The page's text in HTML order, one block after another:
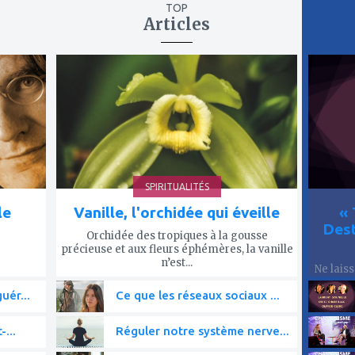
...
TOP
Articles
SPIRITUALITÉS
Vanille, l'orchidée qui éveille
Orchidée des tropiques à la gousse
précieuse et aux fleurs éphémères, la vanille
n’est...
Ce que les réseaux sociaux ...
Réguler notre système nerve...
mes
«
Ne